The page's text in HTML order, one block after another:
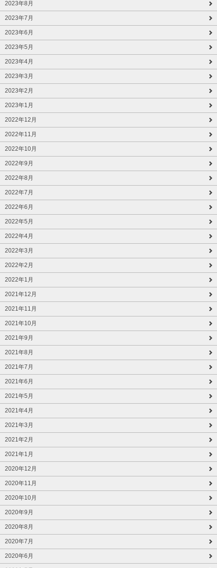
2023年8月
2023年7月
2023年6月
2023年5月
2023年4月
2023年3月
2023年2月
2023年1月
2022年12月
2022年11月
2022年10月
2022年9月
2022年8月
2022年7月
2022年6月
2022年5月
2022年4月
2022年3月
2022年2月
2022年1月
2021年12月
2021年11月
2021年10月
2021年9月
2021年8月
2021年7月
2021年6月
2021年5月
2021年4月
2021年3月
2021年2月
2021年1月
2020年12月
2020年11月
2020年10月
2020年9月
2020年8月
2020年7月
2020年6月